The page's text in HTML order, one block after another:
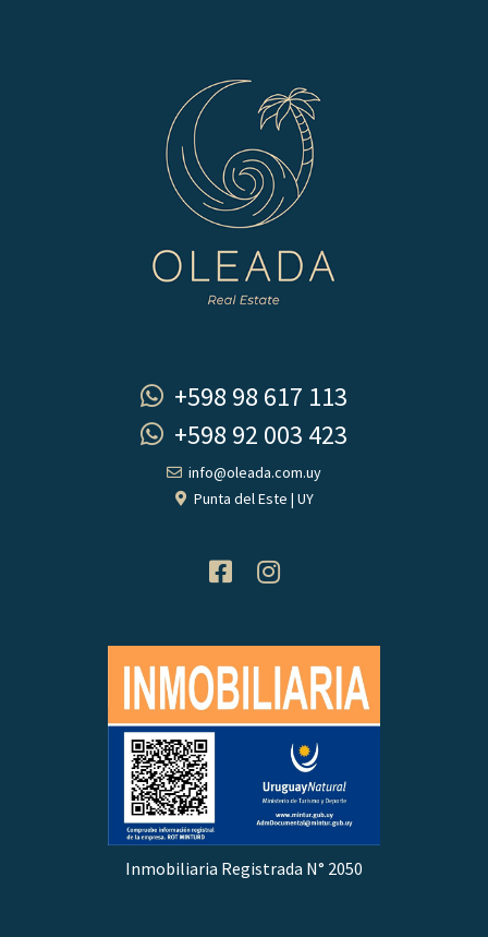
+598 98 617 113
+598 92 003 423
info@oleada.com.uy
Punta del Este | UY
Inmobiliaria Registrada N° 2050